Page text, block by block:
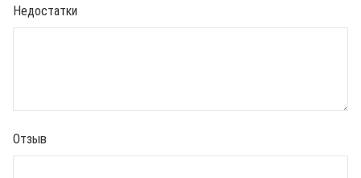
Недостатки
Отзыв